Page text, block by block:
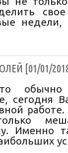
[01/01/
сегодня
работе.
Именно